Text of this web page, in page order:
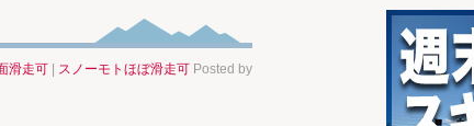
滑走可 スノーモトほぼ滑走可 Posted by